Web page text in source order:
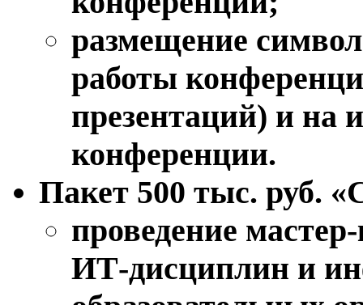
размещение
работы
презентаций) и на
конференции.
Пакет 500 тыс. руб.
проведение
ИТ-дисциплин и